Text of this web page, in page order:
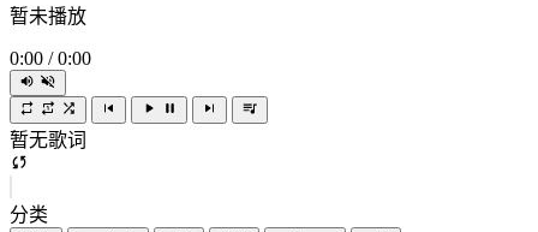
暂未播放
0:00 / 0:00
暂无歌词
分类